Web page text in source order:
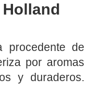
procedente de
por aromas
y duraderos.